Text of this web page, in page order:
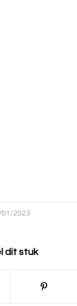
01/2023
dit stuk